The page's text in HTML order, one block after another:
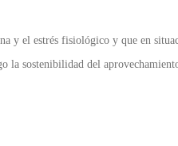
y el estrés fisiológico y que en
la sostenibilidad del